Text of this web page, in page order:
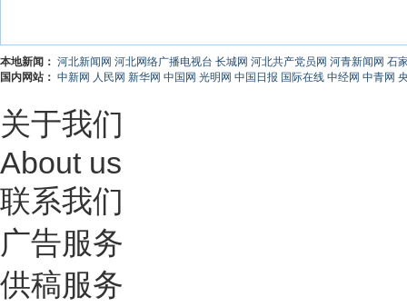
本地新闻： 河北新闻网 河北网络广播电视台 长城网 河北共产党员网 河青新闻网 石
国内网站： 中新网 人民网 新华网 中国网 光明网 中国日报 国际在线 中经网 中青网
关于我们
About us
联系我们
广告服务
供稿服务